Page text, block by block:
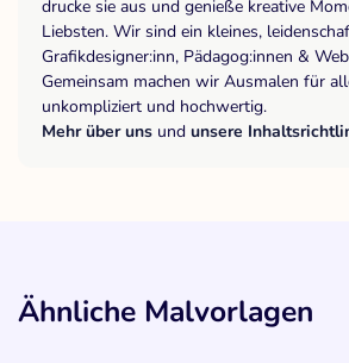
drucke sie aus und genieße kreative
Liebsten. Wir sind ein kleines,
Grafikdesigner:inn, Pädagog:innen &
Gemeinsam machen wir Ausmalen für
unkompliziert und hochwertig.
Mehr über uns und unsere
Ähnliche Malvorlagen